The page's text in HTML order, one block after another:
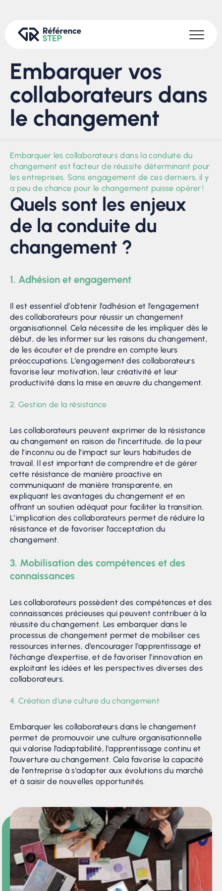
Embarquer vos
collaborateurs dans
le changement
Embarquer les collaborateurs dans la conduite du
changement est facteur de réussite déterminant pour
les entreprises. Sans engagement de ces derniers, il y
a peu de chance pour le changement puisse opérer !
Quels sont les enjeux
de la conduite du
changement ?
1. Adhésion et engagement
Il est essentiel d’obtenir l’adhésion et l’engagement
des collaborateurs pour réussir un changement
organisationnel. Cela nécessite de les impliquer dès le
début, de les informer sur les raisons du changement,
de les écouter et de prendre en compte leurs
préoccupations. L’engagement des collaborateurs
favorise leur motivation, leur créativité et leur
productivité dans la mise en œuvre du changement.
2. Gestion de la résistance
Les collaborateurs peuvent exprimer de la résistance
au changement en raison de l’incertitude, de la peur
de l’inconnu ou de l’impact sur leurs habitudes de
travail. Il est important de comprendre et de gérer
cette résistance de manière proactive en
communiquant de manière transparente, en
expliquant les avantages du changement et en
offrant un soutien adéquat pour faciliter la transition.
L’implication des collaborateurs permet de réduire la
résistance et de favoriser l’acceptation du
changement.
3. Mobilisation des compétences et des
connaissances
Les collaborateurs possèdent des compétences et des
connaissances précieuses qui peuvent contribuer à la
réussite du changement. Les embarquer dans le
processus de changement permet de mobiliser ces
ressources internes, d’encourager l’apprentissage et
l’échange d’expertise, et de favoriser l’innovation en
exploitant les idées et les perspectives diverses des
collaborateurs.
4. Création d’une culture du changement
Embarquer les collaborateurs dans le changement
permet de promouvoir une culture organisationnelle
qui valorise l’adaptabilité, l’apprentissage continu et
l’ouverture au changement. Cela favorise la capacité
de l’entreprise à s’adapter aux évolutions du marché
et à saisir de nouvelles opportunités.